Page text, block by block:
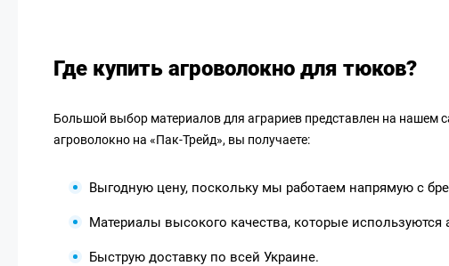
Где купить агроволокно для тюков?
Большой выбор материалов для аграриев представлен на нашем
агроволокно на «Пак-Трейд», вы получаете:
Выгодную цену, поскольку мы работаем напрямую с
Материалы высокого качества, которые используются
Быструю доставку по всей Украине.